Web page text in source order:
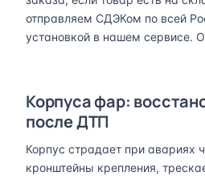
отправляем СДЭКом по всей
установкой в нашем сервисе.
Корпуса фар:
после ДТП
Корпус страдает при авариях
кронштейны крепления,